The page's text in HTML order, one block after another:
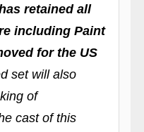
retained all
including Paint
for the US
set will also
of
cast of this